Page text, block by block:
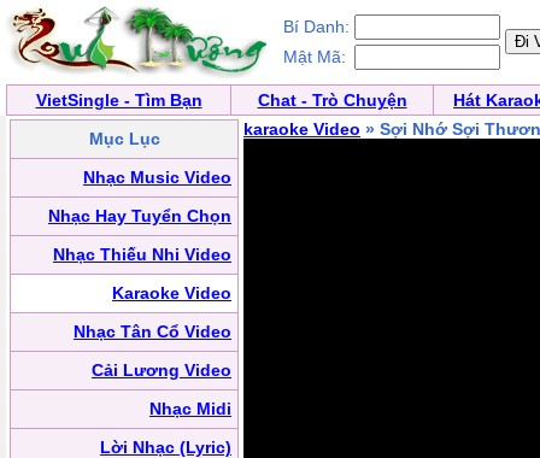
Bí Danh:
Mật Mã:
VietSingle - Tìm Bạn Chat - Trò Chuyện
Hát
Mục Lục
Nhạc Music Video
Nhạc Hay Tuyển Chọn
Nhạc Thiếu Nhi Video
Karaoke Video
Nhạc Tân Cổ Video
Cải Lương Video
Nhạc Midi
Lời Nhạc (Lyric)
karaoke Video » Sợi Nhớ Sợi